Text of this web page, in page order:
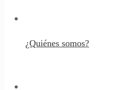
¿Quiénes somos?